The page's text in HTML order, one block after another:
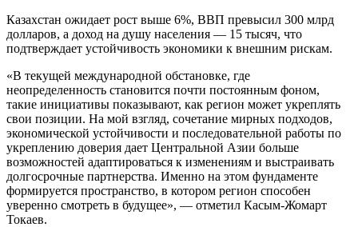
Казахстан ожидает рост выше 6%, ВВП превысил 300 млрд
долларов, а доход на душу населения — 15 тысяч, что
подтверждает устойчивость экономики к внешним рискам.
«В текущей международной обстановке, где
неопределенность становится почти постоянным фоном,
такие инициативы показывают, как регион может укреплять
свои позиции. На мой взгляд, сочетание мирных подходов,
экономической устойчивости и последовательной работы по
укреплению доверия дает Центральной Азии больше
возможностей адаптироваться к изменениям и выстраивать
долгосрочные партнерства. Именно на этом фундаменте
формируется пространство, в котором регион способен
уверенно смотреть в будущее», — отметил Касым-Жомарт
Токаев.